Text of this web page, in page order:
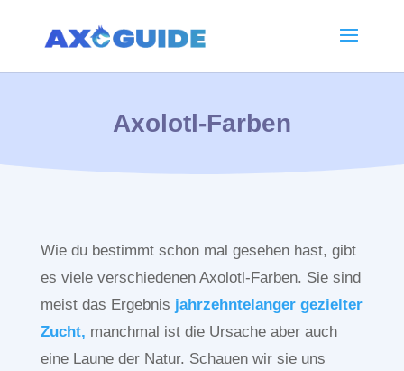
Axolotl-Farben
Wie du bestimmt schon mal gesehen hast, gibt
es viele verschiedenen Axolotl-Farben. Sie sind
meist das Ergebnis jahrzehntelanger gezielter
Zucht, manchmal ist die Ursache aber auch
eine Laune der Natur. Schauen wir sie uns